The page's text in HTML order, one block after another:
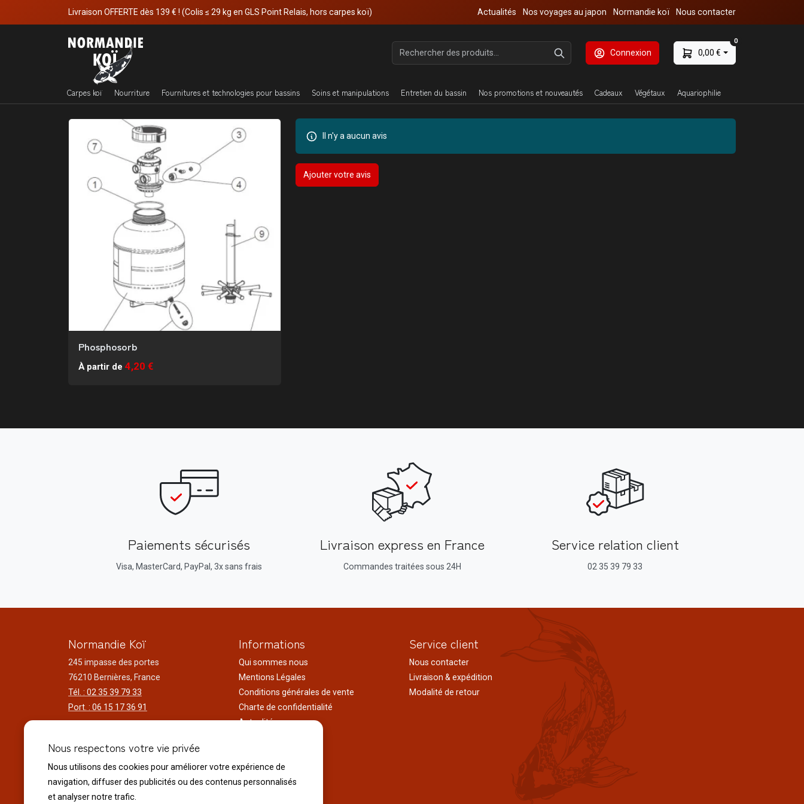
Livraison OFFERTE dès 139 € ! (Colis ≤ 29 kg en GLS Point Relais, hors carpes koï) Actualités Nos voyages au japon Normandie koï Nous contacter
Connexion 0,00 €
0
Carpes koï Nourriture Fournitures et technologies pour bassins Soins et manipulations Entretien du bassin Nos promotions et nouveautés Cadeaux Végétaux Aquariophilie
Phosphosorb
À partir de 4,20 €
Il n'y a aucun avis
Ajouter votre avis
Paiements sécurisés
Visa, MasterCard, PayPal, 3x sans frais
Livraison express en France
Commandes traitées sous 24H
Service relation client
02 35 39 79 33
Normandie Koï
245 impasse des portes
76210 Bernières, France
Tél. : 02 35 39 79 33
Port. : 06 15 17 36 91
Du lundi au samedi
9h00 à 12h00 - 14h00 à 18h30
Le dimanche
10h00 à 12h00 - 14h30 à 18h30
Informations
Qui sommes nous
Mentions Légales
Conditions générales de vente
Charte de confidentialité
Actualités
Liens utiles
Service client
Nous contacter
Livraison & expédition
Modalité de retour
Nous respectons votre vie privée
Nous utilisons des cookies pour améliorer votre expérience de
navigation, diffuser des publicités ou des contenus personnalisés
et analyser notre trafic.